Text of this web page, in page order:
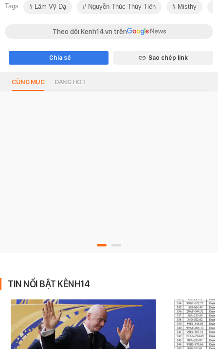
Tags Lâm Vỹ Dạ Nguyễn Thúc Thùy Tiên Misthy
Theo dõi Kenh14.vn trên
Chia sẻ Sao chép link
CÙNG MỤC ĐANG HOT
TIN NỔI BẬT KÊNH14